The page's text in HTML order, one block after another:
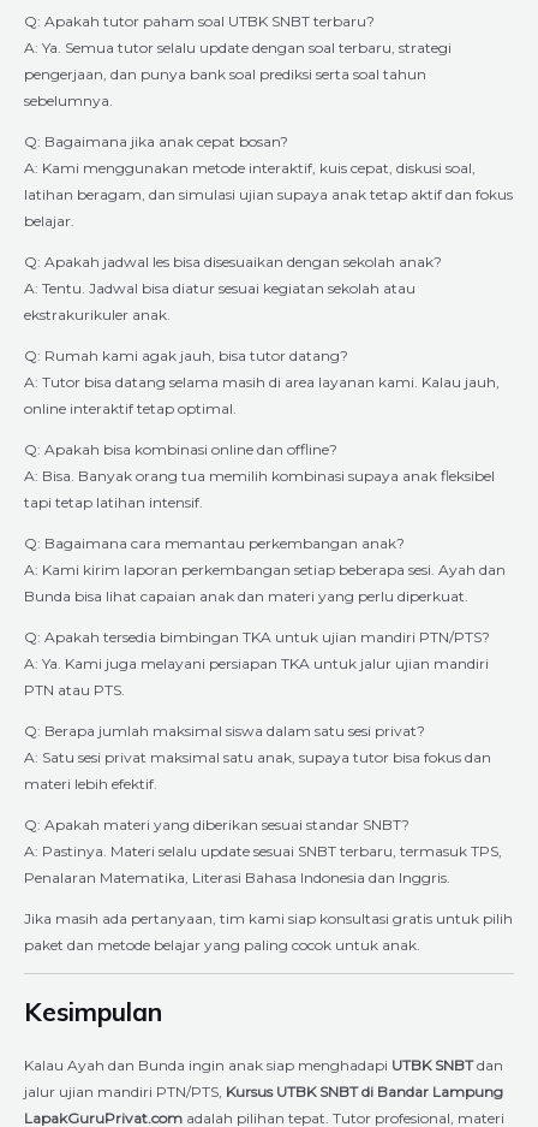
Q: Apakah tutor paham soal UTBK SNBT terbaru?
A: Ya. Semua tutor selalu update dengan soal terbaru, strategi
pengerjaan, dan punya bank soal prediksi serta soal tahun
sebelumnya.
Q: Bagaimana jika anak cepat bosan?
A: Kami menggunakan metode interaktif, kuis cepat, diskusi soal,
latihan beragam, dan simulasi ujian supaya anak tetap aktif dan fokus
belajar.
Q: Apakah jadwal les bisa disesuaikan dengan sekolah anak?
A: Tentu. Jadwal bisa diatur sesuai kegiatan sekolah atau
ekstrakurikuler anak.
Q: Rumah kami agak jauh, bisa tutor datang?
A: Tutor bisa datang selama masih di area layanan kami. Kalau jauh,
online interaktif tetap optimal.
Q: Apakah bisa kombinasi online dan offline?
A: Bisa. Banyak orang tua memilih kombinasi supaya anak fleksibel
tapi tetap latihan intensif.
Q: Bagaimana cara memantau perkembangan anak?
A: Kami kirim laporan perkembangan setiap beberapa sesi. Ayah dan
Bunda bisa lihat capaian anak dan materi yang perlu diperkuat.
Q: Apakah tersedia bimbingan TKA untuk ujian mandiri PTN/PTS?
A: Ya. Kami juga melayani persiapan TKA untuk jalur ujian mandiri
PTN atau PTS.
Q: Berapa jumlah maksimal siswa dalam satu sesi privat?
A: Satu sesi privat maksimal satu anak, supaya tutor bisa fokus dan
materi lebih efektif.
Q: Apakah materi yang diberikan sesuai standar SNBT?
A: Pastinya. Materi selalu update sesuai SNBT terbaru, termasuk TPS,
Penalaran Matematika, Literasi Bahasa Indonesia dan Inggris.
Jika masih ada pertanyaan, tim kami siap konsultasi gratis untuk pilih
paket dan metode belajar yang paling cocok untuk anak.
Kesimpulan
Kalau Ayah dan Bunda ingin anak siap menghadapi UTBK SNBTdan
jalur ujian mandiri PTN/PTS, Kursus UTBK SNBT di Bandar Lampung
LapakGuruPrivat.com adalah pilihan tepat. Tutor profesional, materi